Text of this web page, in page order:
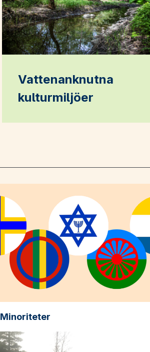
Vattenanknutna
kulturmiljöer
Minoriteter